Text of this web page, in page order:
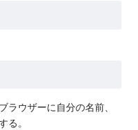
ラウザーに自分の名前、
る。